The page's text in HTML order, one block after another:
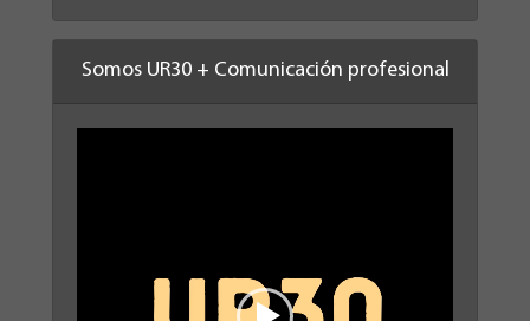
Somos UR30 + Comunicación profesional